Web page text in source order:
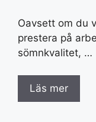
Oavsett om du
prestera på
sömnkvalitet, …
Läs mer